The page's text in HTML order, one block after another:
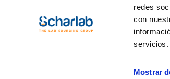
redes
con
servicios.
Mostrar